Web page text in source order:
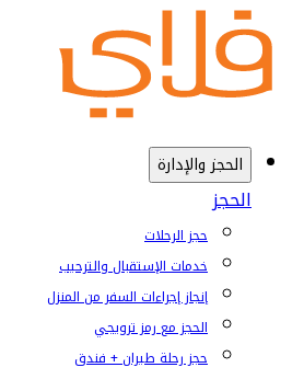
الحجز والإدارة
الحجز
حجز الرحلات
خدمات الإستقبال والترحيب
إنجاز إجراءات السفر من المنزل
الحجز مع رمز ترويجي
حجز رحلة طيران + فندق